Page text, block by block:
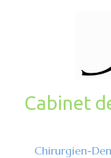
Cabinet
Chirurgien-